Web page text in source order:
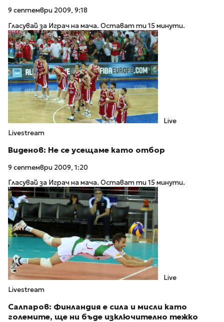
9 септември 2009, 9:18
Гласувай за Играч на мача. Остават ти 15 минути.
Live
Livestream
Виденов: Не се усещаме като отбор
9 септември 2009, 1:20
Гласувай за Играч на мача. Остават ти 15 минути.
Live
Livestream
Салпаров: Финландия е сила и мисли като
големите, ще ни бъде изключително тежко